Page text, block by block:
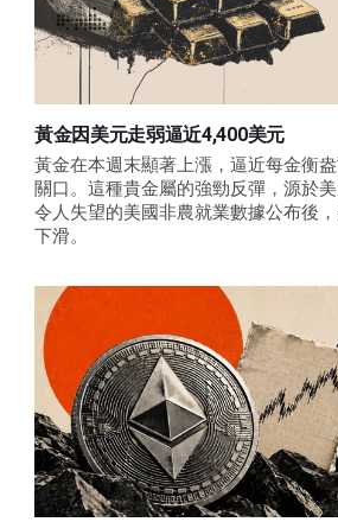
黃金因美元走弱逼近4,400美元
黃金在本週末顯著上漲，逼近每金衡
關口。這種貴金屬的強勁反彈，源於
令人失望的美國非農就業數據公布後
下滑。